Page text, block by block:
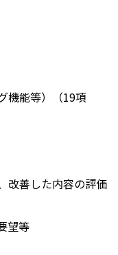
機能等）（19項
改善した内容の評価
望等